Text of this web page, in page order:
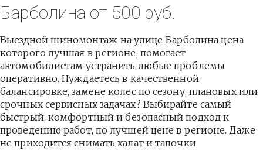
Барболина от 500 руб.
Выездной шиномонтаж на улице Барболина цена
которого лучшая в регионе, помогает
автомобилистам устранить любые проблемы
оперативно. Нуждаетесь в качественной
балансировке, замене колес по сезону, плановых или
срочных сервисных задачах? Выбирайте самый
быстрый, комфортный и безопасный подход к
проведению работ, по лучшей цене в регионе. Даже
не приходится снимать халат и тапочки.